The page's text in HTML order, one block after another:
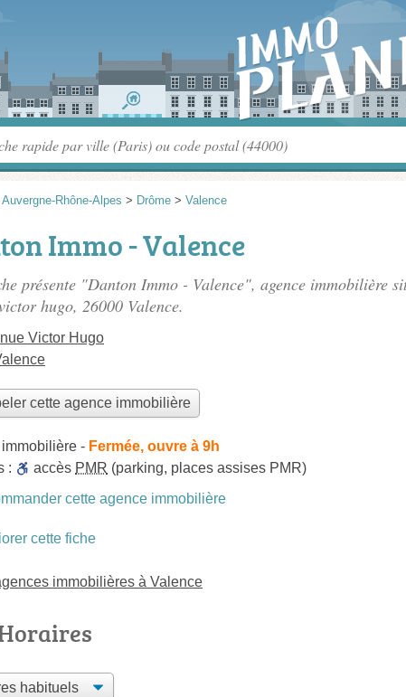
Auvergne-Rhône-Alpes > Drôme > Valence
Immo - Valence
présente "Danton Immo - Valence", agence immobilière
hugo, 26000 Valence.
Victor Hugo
cette agence immobilière
- Fermée, ouvre à 9h
:
accès PMR (parking, places assises PMR)
cette agence immobilière
cette fiche
immobilières à Valence